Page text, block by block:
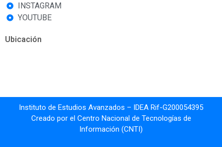
INSTAGRAM
YOUTUBE
Ubicación
Instituto de Estudios Avanzados – IDEA Rif-G200054395
Creado por el Centro Nacional de Tecnologías de
Información (CNTI)